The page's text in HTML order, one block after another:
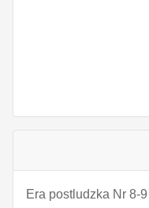
Era postludzka Nr 8-